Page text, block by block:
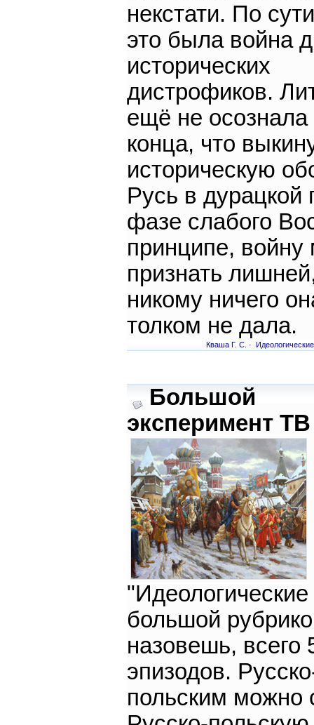
некстати. По
это была война
исторических
дистрофиков.
ещё не осознала
конца, что
историческую
Русь в дурацкой
фазе слабого
принципе,
признать
никому ничего
толком не дала.
Кваша Г. С. ·
Большой
эксперимент ТВ
большой
назовешь, всего
эпизодов.
польским можно